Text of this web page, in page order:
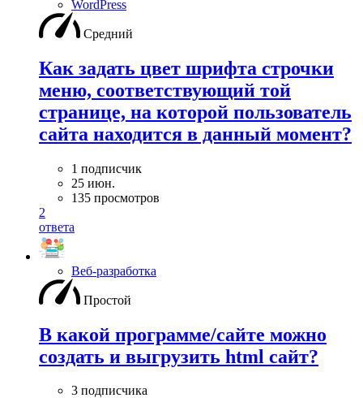
WordPress
Средний
Как задать цвет шрифта строчки
меню, соответствующий той
странице, на которой пользователь
сайта находится в данный момент?
1 подписчик
25 июн.
135 просмотров
2
ответа
Веб-разработка
Простой
В какой программе/сайте можно
создать и выгрузить html сайт?
3 подписчика